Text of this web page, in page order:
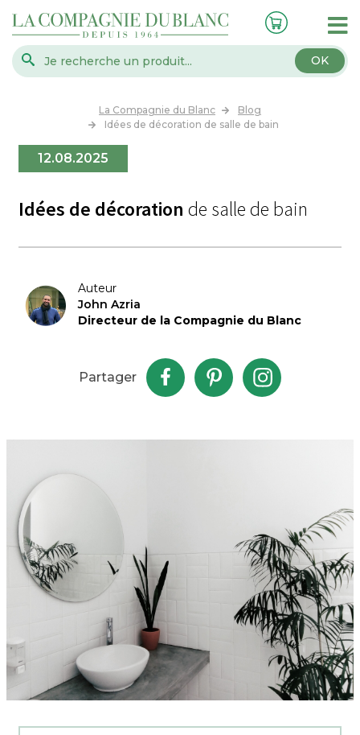
OK
La Compagnie du Blanc
Blog
Idées de décoration de salle de bain
12.08.2025
Idées de décoration de salle de bain
Auteur
John Azria
Directeur de la Compagnie du Blanc
Partager